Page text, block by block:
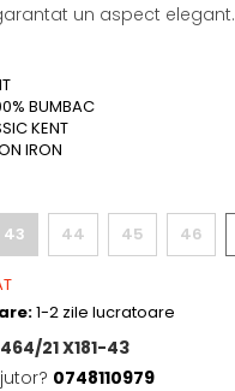
un aspect elegant.
BUMBAC
KENT
IRON
43 44 45 46
1-2 zile lucratoare
21 X181-43
0748110979